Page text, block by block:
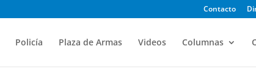
Contacto
Policía Plaza de Armas Videos Columnas